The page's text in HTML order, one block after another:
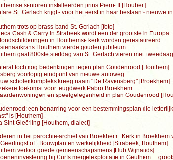
senioren installeerden prins Pierre II [Houben]
St. Gerlach krijgt - voor het eerst in haar bestaan - nieuwe
trots op brass-band St. Gerlach [foto]
Cash & Carry in Strabeek wordt een der grootste in Europa
in Houthemse kerk worden gerestaureerd
Houthem vierde gouden jubileum
gaat 800ste sterfdag van St. Gerlach vieren met
toch nog bedenkingen tegen plan Goudenrood [Houthem]
voorlopig eindpunt van nieuwe autoweg
scholenkompleks kreeg naam "De Ravensberg" [Broekhem]
toekomst voor jeugdwerk Pabro Broekhem
en speelgelegenheid in plan Goudenrood
een benaming voor een bestemmingsplan die
is [Houthem]
Sint Gieërling [Houthem, dialect]
in het parochie-archief van Broekhem : Kerk in Broekhem
: Bouwplan en werkelijkheid [Strabeek, Houthem]
verloor goede gemeenschapsmens [Hub Wijnands]
bij Curfs mergelexploitatie in Geulhem :